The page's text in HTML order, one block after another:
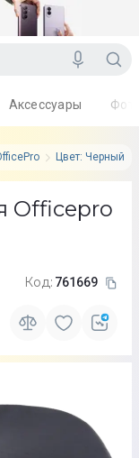
Цвет: Черный
Аксессуары
Officepro
Код: 761669